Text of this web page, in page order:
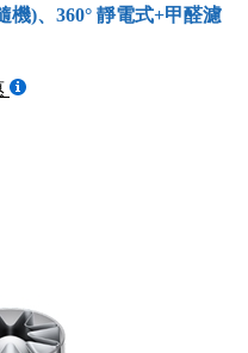
機)、360° 靜電式+甲醛濾